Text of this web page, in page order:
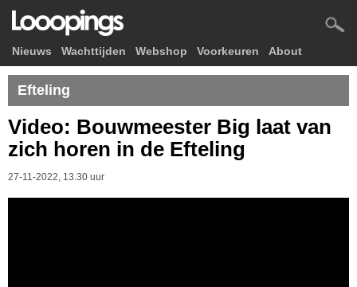
Nieuws Wachttijden Webshop Voorkeuren About
Efteling
Video: Bouwmeester Big laat van
zich horen in de Efteling
27-11-2022, 13.30 uur